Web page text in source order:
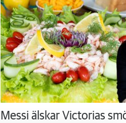
Messi älskar Victorias